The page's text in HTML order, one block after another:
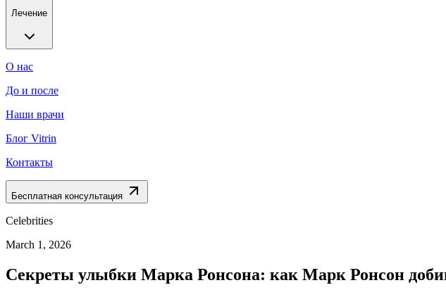
Лечение
О нас
До и после
Наши врачи
Блог Vitrin
Контакты
Бесплатная консультация
Celebrities
March 1, 2026
Секреты улыбки Марка Ронсона: как Марк Ронсон